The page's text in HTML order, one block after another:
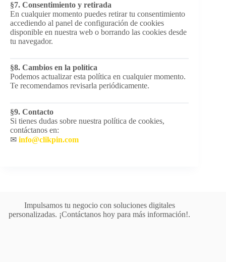
§7. Consentimiento y retirada
En cualquier momento puedes retirar tu consentimiento
accediendo al panel de configuración de cookies
disponible en nuestra web o borrando las cookies desde
tu navegador.
§8. Cambios en la política
Podemos actualizar esta política en cualquier momento.
Te recomendamos revisarla periódicamente.
§9. Contacto
Si tienes dudas sobre nuestra política de cookies,
contáctanos en:
✉ info@clikpin.com
Impulsamos tu negocio con soluciones digitales
personalizadas. ¡Contáctanos hoy para más información!.